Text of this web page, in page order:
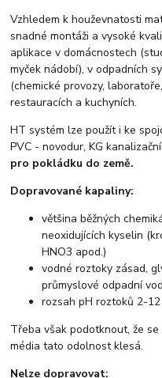
Vzhledem k houževnatosti
snadné montáži a vysoké
aplikace v domácnostech
myček nádobí), v odpadních
(chemické provozy,
restauracích a kuchyních.
HT systém lze použít i ke
PVC - novodur, KG
pro pokládku do země.
Dopravované kapaliny:
většina běžných
neoxidujících kyselin
HNO3 apod.)
vodné roztoky zásad,
průmyslové odpadní
rozsah pH roztoků 2-12
Třeba však podotknout, že
média tato odolnost klesá.
Nelze dopravovat: